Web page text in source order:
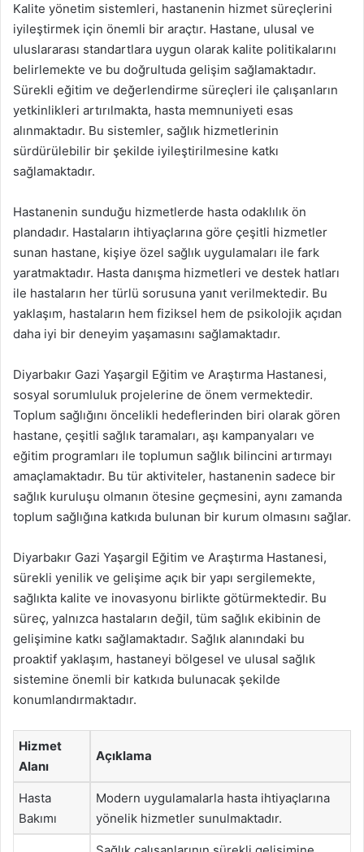
Kalite yönetim sistemleri, hastanenin hizmet süreçlerini
iyileştirmek için önemli bir araçtır. Hastane, ulusal ve
uluslararası standartlara uygun olarak kalite politikalarını
belirlemekte ve bu doğrultuda gelişim sağlamaktadır.
Sürekli eğitim ve değerlendirme süreçleri ile çalışanların
yetkinlikleri artırılmakta, hasta memnuniyeti esas
alınmaktadır. Bu sistemler, sağlık hizmetlerinin
sürdürülebilir bir şekilde iyileştirilmesine katkı
sağlamaktadır.
Hastanenin sunduğu hizmetlerde hasta odaklılık ön
plandadır. Hastaların ihtiyaçlarına göre çeşitli hizmetler
sunan hastane, kişiye özel sağlık uygulamaları ile fark
yaratmaktadır. Hasta danışma hizmetleri ve destek hatları
ile hastaların her türlü sorusuna yanıt verilmektedir. Bu
yaklaşım, hastaların hem fiziksel hem de psikolojik açıdan
daha iyi bir deneyim yaşamasını sağlamaktadır.
Diyarbakır Gazi Yaşargil Eğitim ve Araştırma Hastanesi,
sosyal sorumluluk projelerine de önem vermektedir.
Toplum sağlığını öncelikli hedeflerinden biri olarak gören
hastane, çeşitli sağlık taramaları, aşı kampanyaları ve
eğitim programları ile toplumun sağlık bilincini artırmayı
amaçlamaktadır. Bu tür aktiviteler, hastanenin sadece bir
sağlık kuruluşu olmanın ötesine geçmesini, aynı zamanda
toplum sağlığına katkıda bulunan bir kurum olmasını sağlar.
Diyarbakır Gazi Yaşargil Eğitim ve Araştırma Hastanesi,
sürekli yenilik ve gelişime açık bir yapı sergilemekte,
sağlıkta kalite ve inovasyonu birlikte götürmektedir. Bu
süreç, yalnızca hastaların değil, tüm sağlık ekibinin de
gelişimine katkı sağlamaktadır. Sağlık alanındaki bu
proaktif yaklaşım, hastaneyi bölgesel ve ulusal sağlık
sistemine önemli bir katkıda bulunacak şekilde
konumlandırmaktadır.
Hizmet
Alanı
Açıklama
Hasta
Bakımı
Modern uygulamalarla hasta ihtiyaçlarına
yönelik hizmetler sunulmaktadır.